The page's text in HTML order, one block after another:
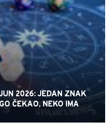
2026: JEDAN ZNAK
ČEKAO, NEKO IMA